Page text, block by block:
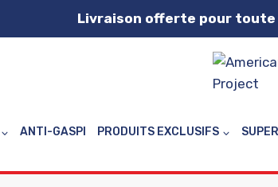
Livraison offerte pour toute
ANTI-GASPI PRODUITS EXCLUSIFS